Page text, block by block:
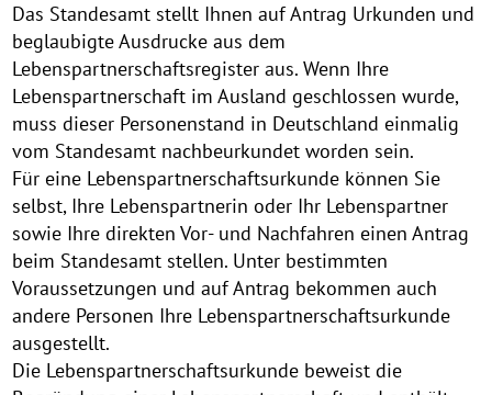
Das Standesamt stellt Ihnen auf Antrag Urkunden und
beglaubigte Ausdrucke aus dem
Lebenspartnerschaftsregister aus. Wenn Ihre
Lebenspartnerschaft im Ausland geschlossen wurde,
muss dieser Personenstand in Deutschland einmalig
vom Standesamt nachbeurkundet worden sein.
Für eine Lebenspartnerschaftsurkunde können Sie
selbst, Ihre Lebenspartnerin oder Ihr Lebenspartner
sowie Ihre direkten Vor- und Nachfahren einen Antrag
beim Standesamt stellen. Unter bestimmten
Voraussetzungen und auf Antrag bekommen auch
andere Personen Ihre Lebenspartnerschaftsurkunde
ausgestellt.
Die Lebenspartnerschaftsurkunde beweist die